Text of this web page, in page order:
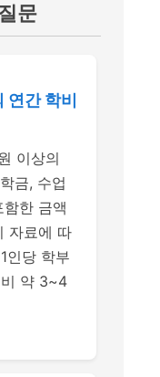
문
연간 학비
이상의
금, 수업
한 금액
자료에 따
인당 학부
약 3~4